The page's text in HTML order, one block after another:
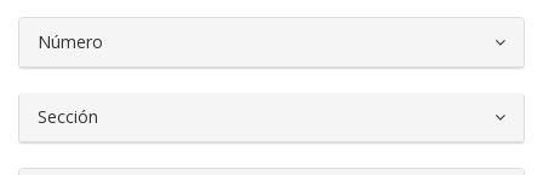
Número
Sección